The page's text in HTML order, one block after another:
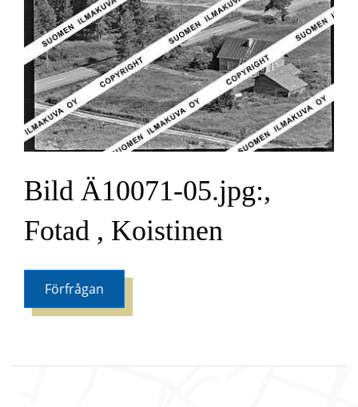
Bild Ä10071-05.jpg:,
Fotad , Koistinen
Förfrågan